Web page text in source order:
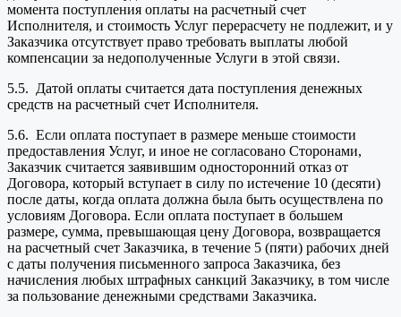
момента поступления оплаты на расчетный счет
Исполнителя, и стоимость Услуг перерасчету не подлежит, и у
Заказчика отсутствует право требовать выплаты любой
компенсации за недополученные Услуги в этой связи.
5.5. Датой оплаты считается дата поступления денежных
средств на расчетный счет Исполнителя.
5.6. Если оплата поступает в размере меньше стоимости
предоставления Услуг, и иное не согласовано Сторонами,
Заказчик считается заявившим односторонний отказ от
Договора, который вступает в силу по истечение 10 (десяти)
после даты, когда оплата должна была быть осуществлена по
условиям Договора. Если оплата поступает в большем
размере, сумма, превышающая цену Договора, возвращается
на расчетный счет Заказчика, в течение 5 (пяти) рабочих дней
с даты получения письменного запроса Заказчика, без
начисления любых штрафных санкций Заказчику, в том числе
за пользование денежными средствами Заказчика.